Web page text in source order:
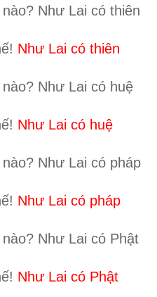
Như Lai có thiên
Như Lai có thiên
Như Lai có huệ
Như Lai có huệ
Như Lai có pháp
Như Lai có pháp
Như Lai có Phật
Như Lai có Phật